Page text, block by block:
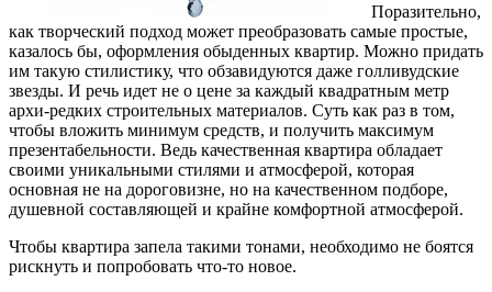
Поразительно,
как творческий подход может преобразовать самые простые,
казалось бы, оформления обыденных квартир. Можно придать
им такую стилистику, что обзавидуются даже голливудские
звезды. И речь идет не о цене за каждый квадратным метр
архи-редких строительных материалов. Суть как раз в том,
чтобы вложить минимум средств, и получить максимум
презентабельности. Ведь качественная квартира обладает
своими уникальными стилями и атмосферой, которая
основная не на дороговизне, но на качественном подборе,
душевной составляющей и крайне комфортной атмосферой.
Чтобы квартира запела такими тонами, необходимо не боятся
рискнуть и попробовать что-то новое.